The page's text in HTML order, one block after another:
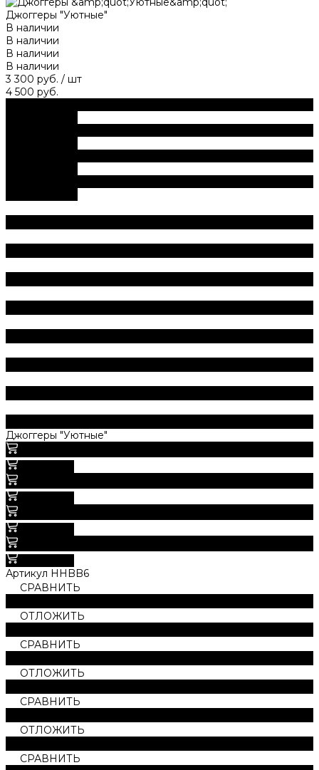
Джоггеры "Уютные"
В наличии
В наличии
В наличии
В наличии
3 300 руб. / шт
4 500 руб.
Джоггеры "Уютные"
Артикул HHBB6
СРАВНИТЬ
ОТЛОЖИТЬ
СРАВНИТЬ
ОТЛОЖИТЬ
СРАВНИТЬ
ОТЛОЖИТЬ
СРАВНИТЬ